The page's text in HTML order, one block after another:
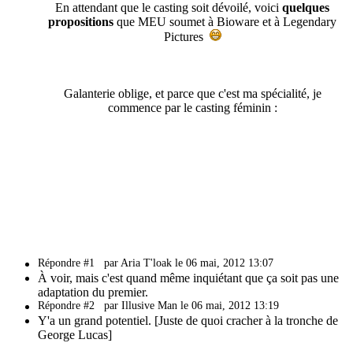
En attendant que le casting soit dévoilé, voici quelques
propositions que MEU soumet à Bioware et à Legendary
Pictures
Galanterie oblige, et parce que c'est ma spécialité, je
commence par le casting féminin :
Répondre #1 par Aria T'loak le 06 mai, 2012 13:07
À voir, mais c'est quand même inquiétant que ça soit pas une
adaptation du premier.
Répondre #2 par Illusive Man le 06 mai, 2012 13:19
Y'a un grand potentiel. [Juste de quoi cracher à la tronche de
George Lucas]